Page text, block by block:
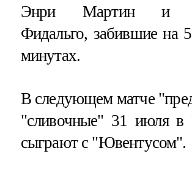
Энри Мартин и
Фидальго, забившие на
минутах.
В следующем матче
"сливочные" 31 июля в
сыграют с "Ювентусом".